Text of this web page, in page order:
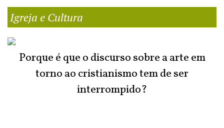
Igreja e Cultura
Porque é que o discurso sobre a arte em
torno ao cristianismo tem de ser
interrompido?